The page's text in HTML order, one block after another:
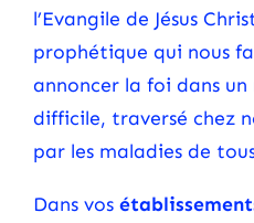
l’Evangile de Jésus
prophétique qui nous
annoncer la foi dans
difficile, traversé chez
par les maladies de
Dans vos